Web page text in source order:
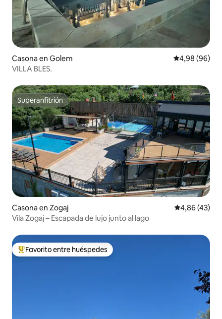
Casona en Golem Calificación
4,98 (96)
VILLA BLES.
Superanfitrión
Superanfitrión
Casona en Zogaj Calificación
4,86 (43)
Vila Zogaj – Escapada de lujo junto al lago
Favorito entre los huéspedes más destacados
Favorito entre huéspedes